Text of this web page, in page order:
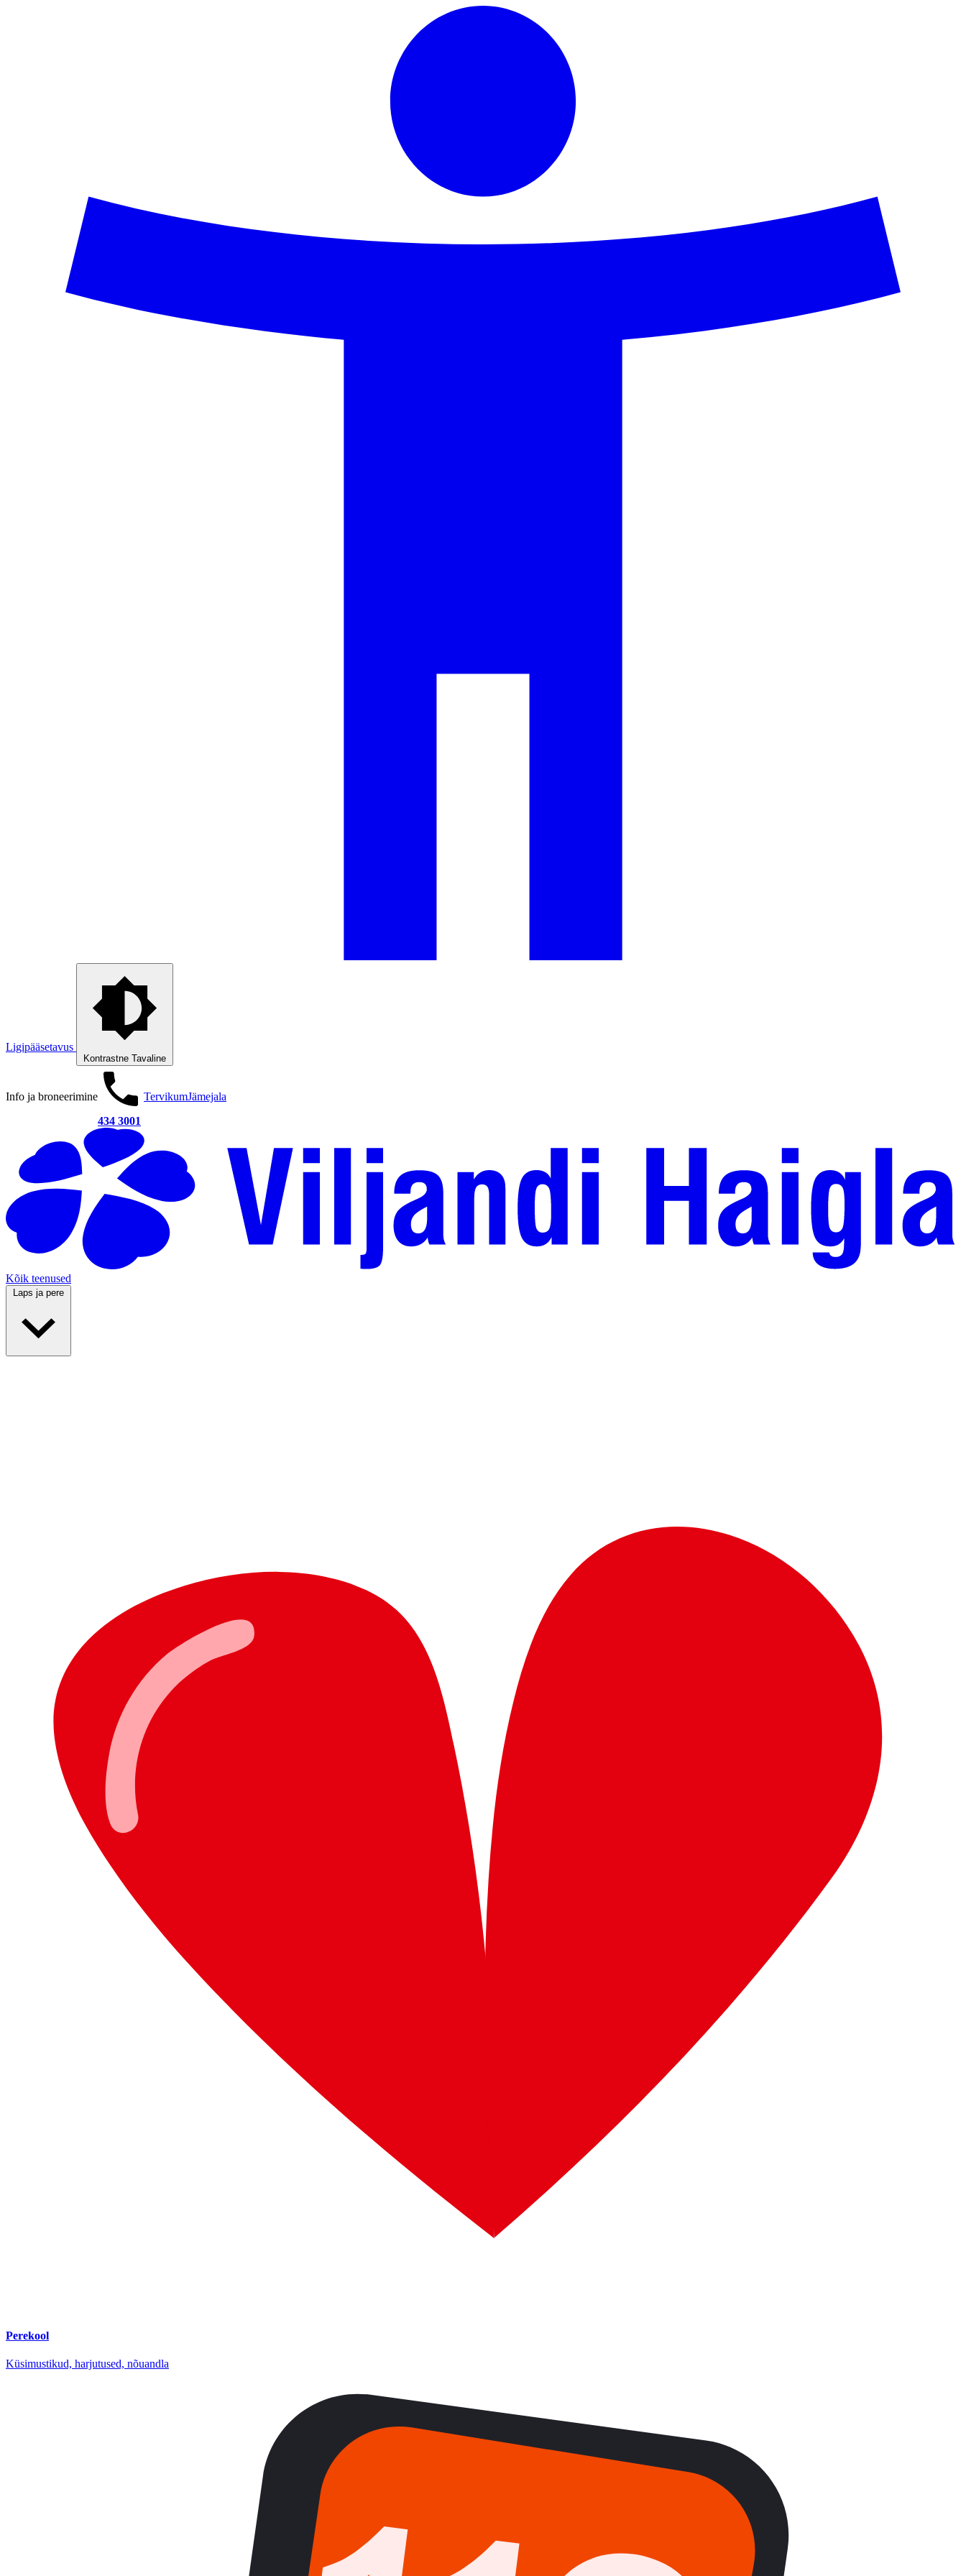
Ligipääsetavus
Kontrastne Tavaline
Info ja broneerimine
434 3001
TervikumJämejala
Kõik teenused
Laps ja pere
Perekool
Küsimustikud, harjutused, nõuandla